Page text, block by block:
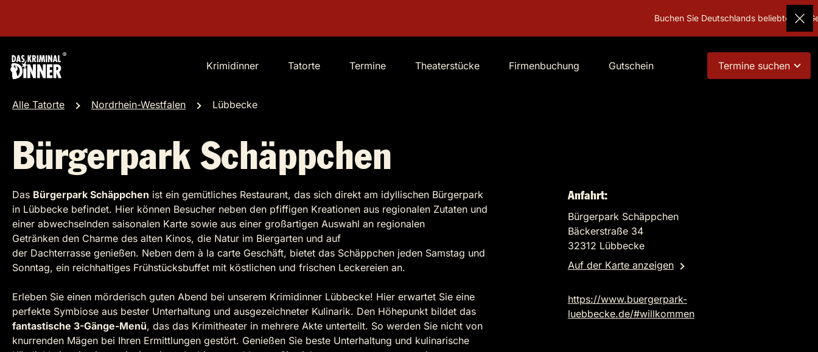
Buchen Sie Deutschlands beliebtestes Geschenk!
Krimidinner Tatorte Termine Theaterstücke Firmenbuchung Gutschein Termine suchen
Alle Tatorte Nordrhein-Westfalen Lübbecke
Bürgerpark Schäppchen
Das Bürgerpark Schäppchen ist ein gemütliches Restaurant, das sich direkt am idyllischen Bürgerpark
in Lübbecke befindet. Hier können Besucher neben den pfiffigen Kreationen aus regionalen Zutaten und
einer abwechselnden saisonalen Karte sowie aus einer großartigen Auswahl an regionalen
Getränken den Charme des alten Kinos, die Natur im Biergarten und auf
der Dachterrasse genießen. Neben dem à la carte Geschäft, bietet das Schäppchen jeden Samstag und
Sonntag, ein reichhaltiges Frühstücksbuffet mit köstlichen und frischen Leckereien an.
Erleben Sie einen mörderisch guten Abend bei unserem Krimidinner Lübbecke! Hier erwartet Sie eine
perfekte Symbiose aus bester Unterhaltung und ausgezeichneter Kulinarik. Den Höhepunkt bildet das
fantastische 3-Gänge-Menü, das das Krimitheater in mehrere Akte unterteilt. So werden Sie nicht von
knurrenden Mägen bei Ihren Ermittlungen gestört. Genießen Sie beste Unterhaltung und kulinarische
Anfahrt:
Bürgerpark Schäppchen
Bäckerstraße 34
32312 Lübbecke
Auf der Karte anzeigen
https://www.buergerpark-
luebbecke.de/#willkommen